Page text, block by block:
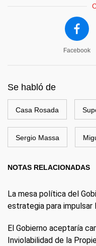
Facebook
Se habló de
Casa Rosada
Sergio Massa
NOTAS RELACIONADAS
La mesa política del
estrategia para
El Gobierno aceptaría
Inviolabilidad de la